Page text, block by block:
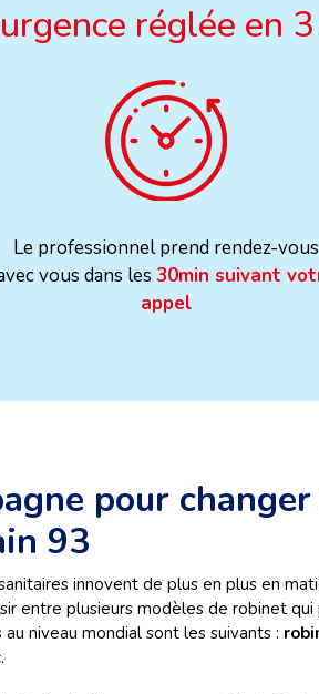
réglée en
Le professionnel prend rendez-vous
vous dans les 30min suivant
appel
pour
93
innovent de plus en plus en
entre plusieurs modèles de robinet
niveau mondial sont les suivants :